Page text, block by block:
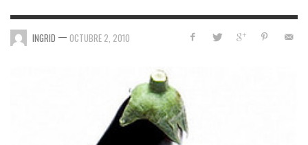
INGRID — OCTUBRE 2, 2010